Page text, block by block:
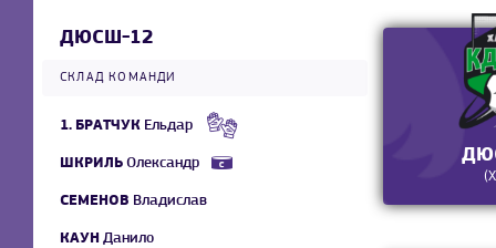
ДЮСШ-12
СКЛАД КОМАНДИ
1. БРАТЧУК Ельдар
ШКРИЛЬ Олександр
СЕМЕНОВ Владислав
КАУН Данило